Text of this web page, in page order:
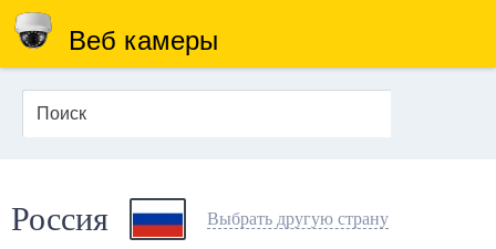
Веб камеры
Россия Выбрать другую страну